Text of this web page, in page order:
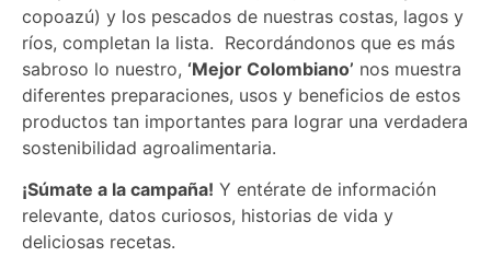
copoazú) y los pescados de nuestras costas, lagos y
ríos, completan la lista. Recordándonos que es más
sabroso lo nuestro, ‘Mejor Colombiano’ nos muestra
diferentes preparaciones, usos y beneficios de estos
productos tan importantes para lograr una verdadera
sostenibilidad agroalimentaria.
¡Súmate a la campaña! Y entérate de información
relevante, datos curiosos, historias de vida y
deliciosas recetas.